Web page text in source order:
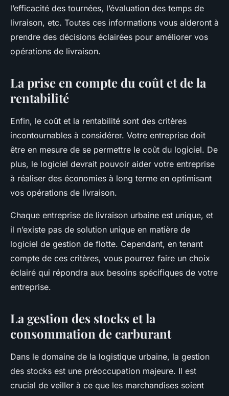
l’efficacité des tournées, l’évaluation des temps de
livraison, etc. Toutes ces informations vous aideront à
prendre des décisions éclairées pour améliorer vos
opérations de livraison.
La prise en compte du coût et de la
rentabilité
Enfin, le coût et la rentabilité sont des critères
incontournables à considérer. Votre entreprise doit
être en mesure de se permettre le coût du logiciel. De
plus, le logiciel devrait pouvoir aider votre entreprise
à réaliser des économies à long terme en optimisant
vos opérations de livraison.
Chaque entreprise de livraison urbaine est unique, et
il n’existe pas de solution unique en matière de
logiciel de gestion de flotte. Cependant, en tenant
compte de ces critères, vous pourrez faire un choix
éclairé qui répondra aux besoins spécifiques de votre
entreprise.
La gestion des stocks et la
consommation de carburant
Dans le domaine de la logistique urbaine, la gestion
des stocks est une préoccupation majeure. Il est
crucial de veiller à ce que les marchandises soient